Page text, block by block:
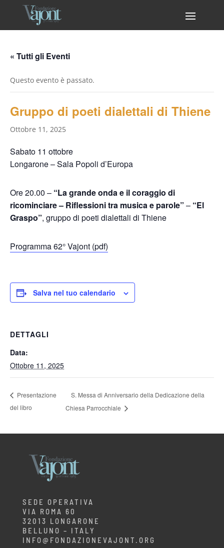
« Tutti gli Eventi
Questo evento è passato.
Gruppo di poeti dialettali di Thiene
Ottobre 11, 2025
Sabato 11 ottobre
Longarone – Sala Popoli d’Europa
Ore 20.00 – “La grande onda e il coraggio di
ricominciare – Riflessioni tra musica e parole” – “El
Graspo”, gruppo di poeti dialettali di Thiene
Programma 62° Vajont (pdf)
Salva nel tuo calendario
DETTAGLI
Data:
Ottobre 11, 2025
Presentazione
del libro
S. Messa di Anniversario della Dedicazione della
Chiesa Parrocchiale
SEDE OPERATIVA
VIA ROMA 60
32013 LONGARONE
BELLUNO – ITALY
INFO@FONDAZIONEVAJONT.ORG